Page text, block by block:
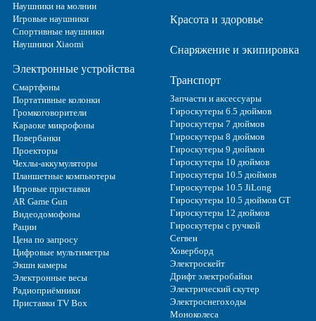
Наушники на молнии
Игровые наушники
Спортивные наушники
Наушники Xiaomi
Электронные устройства
Смартфоны
Портативные колонки
Громкоговорители
Караоке микрофоны
Повербанки
Проекторы
Чехлы-аккумуляторы
Планшетные компьютеры
Игровые приставки
AR Game Gun
Видеодомофоны
Рации
Цена по запросу
Цифровые мультиметры
Экшн камеры
Электронные весы
Радиоприёмники
Приставки TV Box
Красота и здоровье
Снаряжение и экипировка
Транспорт
Запчасти и аксессуары
Гироскутеры 6.5 дюймов
Гироскутеры 7 дюймов
Гироскутеры 8 дюймов
Гироскутеры 9 дюймов
Гироскутеры 10 дюймов
Гироскутеры 10.5 дюймов
Гироскутеры 10.5 JiLong
Гироскутеры 10.5 дюймов GT
Гироскутеры 12 дюймов
Гироскутеры с ручкой
Сегвеи
Ховерборд
Электроскейт
Дрифт электробайки
Электрический скутер
Электроснегоходы
Моноколеса